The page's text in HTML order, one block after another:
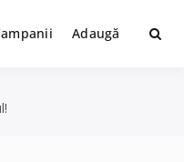
Adaugă